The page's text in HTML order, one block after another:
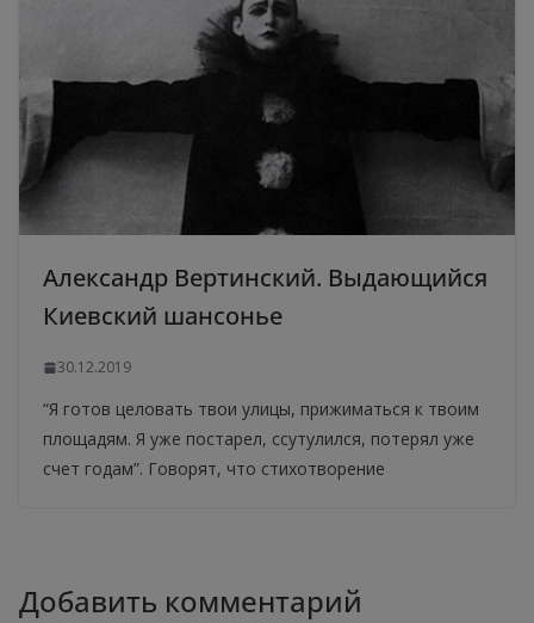
Александр Вертинский. Выдающийся
Киевский шансонье
30.12.2019
“Я готов целовать твои улицы, прижиматься к твоим
площадям. Я уже постарел, ссутулился, потерял уже
счет годам”. Говорят, что стихотворение
Добавить комментарий